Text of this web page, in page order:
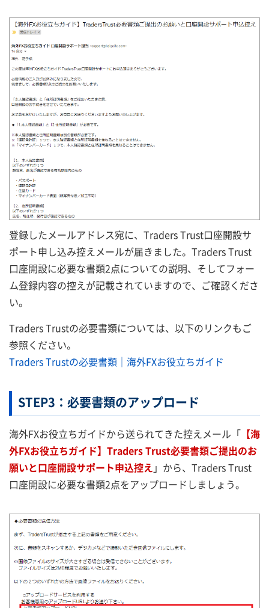
登録したメールアドレス宛に、Traders Trust口座開設サ
ポート申し込み控えメールが届きました。Traders Trust
口座開設に必要な書類2点についての説明、そしてフォー
ム登録内容の控えが記載されていますので、ご確認くださ
い。
Traders Trustの必要書類については、以下のリンクもご
参照ください。
Traders Trustの必要書類｜海外FXお役立ちガイド
STEP3：必要書類のアップロード
海外FXお役立ちガイドから送られてきた控えメール「 【海
外FXお役立ちガイド】Traders Trust必要書類ご提出のお
願いと口座開設サポート申込控え 」から、Traders Trust
口座開設に必要な書類2点をアップロードしましょう。